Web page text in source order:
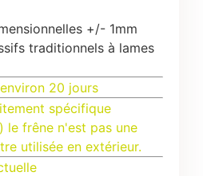
+/- 1mm
traditionnels à lames
20 jours
spécifique
le frêne n'est pas une
utilisée en extérieur.